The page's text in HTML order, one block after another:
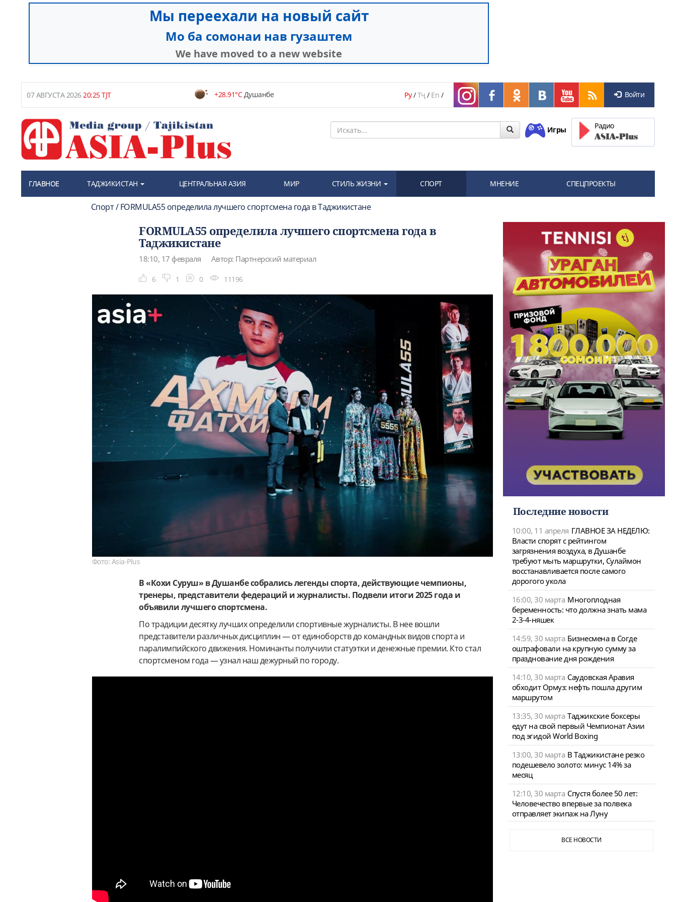
07 АВГУСТА 202620:25 TJT +28.91°CДушанбе Ру/Тҷ/ En / Войти
Игры Радио
ГЛАВНОЕ ТАДЖИКИСТАН ЦЕНТРАЛЬНАЯ АЗИЯ МИР СТИЛЬ ЖИЗНИ СПОРТ МНЕНИЕ СПЕЦПРОЕКТЫ
Спорт / FORMULA55 определила лучшего спортсмена года в Таджикистане
FORMULA55 определила лучшего спортсмена года в
Таджикистане
18:10, 17 февраля Автор: Партнерский материал
6 1 0 11196
Фото: Asia-Plus
В «Кохи Суруш» в Душанбе собрались легенды спорта, действующие чемпионы,
тренеры, представители федераций и журналисты. Подвели итоги 2025 года и
объявили лучшего спортсмена.
По традиции десятку лучших определили спортивные журналисты. В нее вошли
представители различных дисциплин — от единоборств до командных видов спорта и
паралимпийского движения. Номинанты получили статуэтки и денежные премии. Кто стал
спортсменом года — узнал наш дежурный по городу.
Последние новости
10:00, 11 апреля ГЛАВНОЕ ЗА НЕДЕЛЮ:
Власти спорят с рейтингом
загрязнения воздуха, в Душанбе
требуют мыть маршрутки, Сулаймон
восстанавливается после самого
дорогого укола
16:00, 30 марта Многоплодная
беременность: что должна знать мама
2-3-4-няшек
14:59, 30 марта Бизнесмена в Согде
оштрафовали на крупную сумму за
празднование дня рождения
14:10, 30 марта Саудовская Аравия
обходит Ормуз: нефть пошла другим
маршрутом
13:35, 30 марта Таджикские боксеры
едут на свой первый Чемпионат Азии
под эгидой World Boxing
13:00, 30 марта В Таджикистане резко
подешевело золото: минус 14% за
месяц
12:10, 30 марта Спустя более 50 лет:
Человечество впервые за полвека
отправляет экипаж на Луну
ВСЕ НОВОСТИ